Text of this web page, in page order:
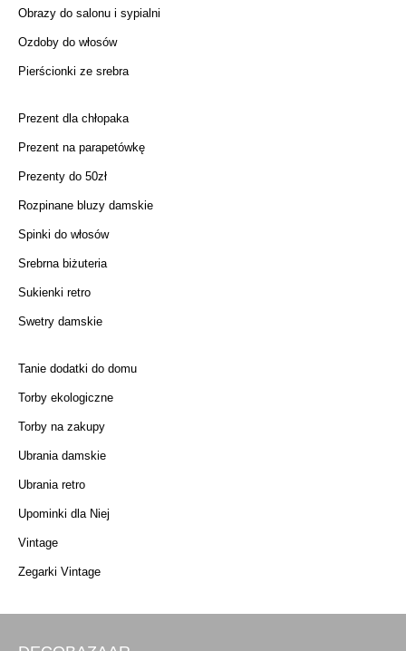
Obrazy do salonu i sypialni
Ozdoby do włosów
Pierścionki ze srebra
Prezent dla chłopaka
Prezent na parapetówkę
Prezenty do 50zł
Rozpinane bluzy damskie
Spinki do włosów
Srebrna biżuteria
Sukienki retro
Swetry damskie
Tanie dodatki do domu
Torby ekologiczne
Torby na zakupy
Ubrania damskie
Ubrania retro
Upominki dla Niej
Vintage
Zegarki Vintage